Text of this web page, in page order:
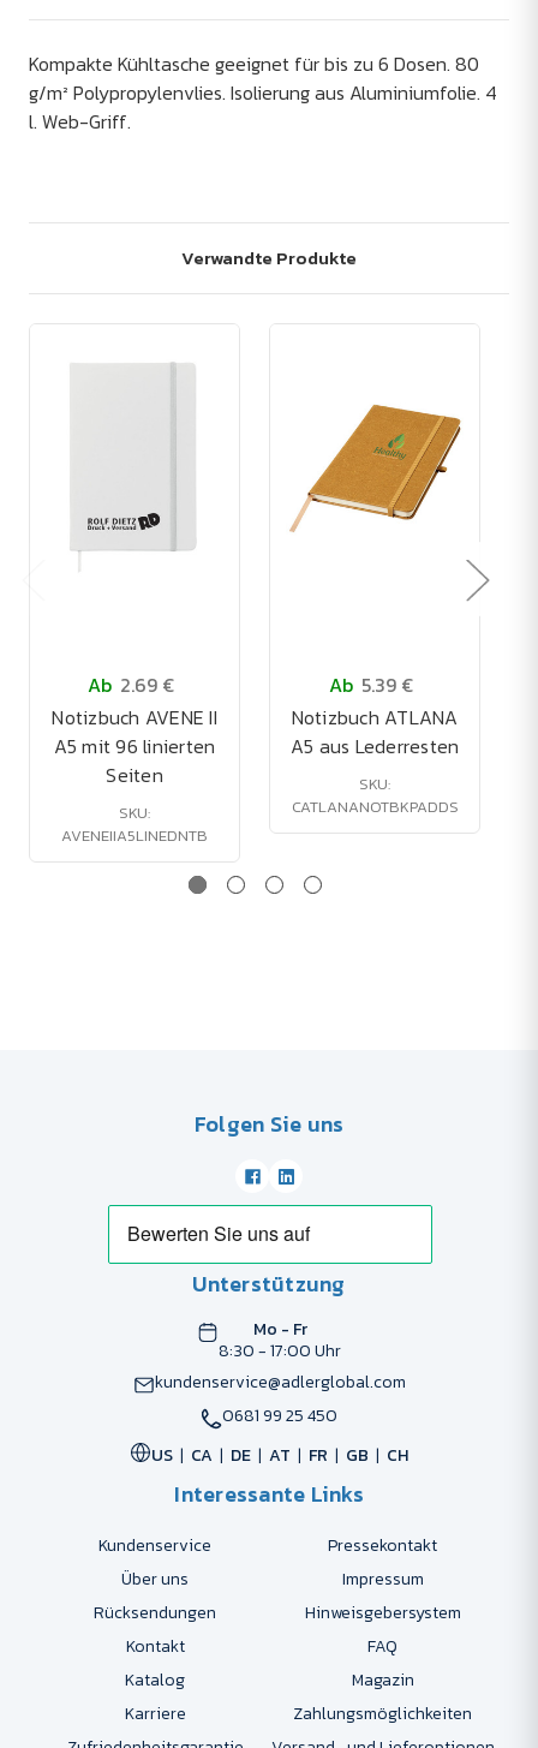
Kompakte Kühltasche geeignet für bis zu 6 Dosen. 80
g/m² Polypropylenvlies. Isolierung aus Aluminiumfolie. 4
l. Web-Griff.
Verwandte Produkte
Ab 2.69 €
Notizbuch AVENE II
A5 mit 96 linierten
Seiten
SKU:
AVENEIIA5LINEDNTB
Ab 5.39 €
Notizbuch ATLANA
A5 aus Lederresten
SKU:
CATLANANOTBKPADDS
Folgen Sie uns
Unterstützung
Mo - Fr
8:30 - 17:00 Uhr
kundenservice@adlerglobal.com
0681 99 25 450
US
CA DE AT FR GB CH
Interessante Links
Kundenservice
Pressekontakt
Über uns
Impressum
Rücksendungen
Hinweisgebersystem
Kontakt
FAQ
Katalog
Magazin
Karriere
Zahlungsmöglichkeiten